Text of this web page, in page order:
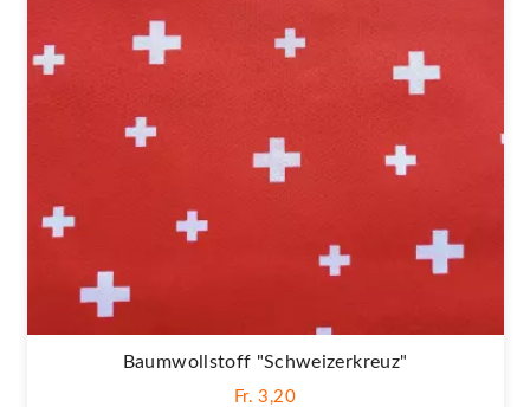
Baumwollstoff "Schweizerkreuz"
Fr. 3,20